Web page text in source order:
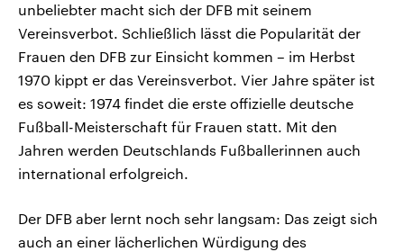
unbeliebter macht sich der DFB mit seinem
Vereinsverbot. Schließlich lässt die Popularität der
Frauen den DFB zur Einsicht kommen – im Herbst
1970 kippt er das Vereinsverbot. Vier Jahre später ist
es soweit: 1974 findet die erste offizielle deutsche
Fußball-Meisterschaft für Frauen statt. Mit den
Jahren werden Deutschlands Fußballerinnen auch
international erfolgreich.
Der DFB aber lernt noch sehr langsam: Das zeigt sich
auch an einer lächerlichen Würdigung des